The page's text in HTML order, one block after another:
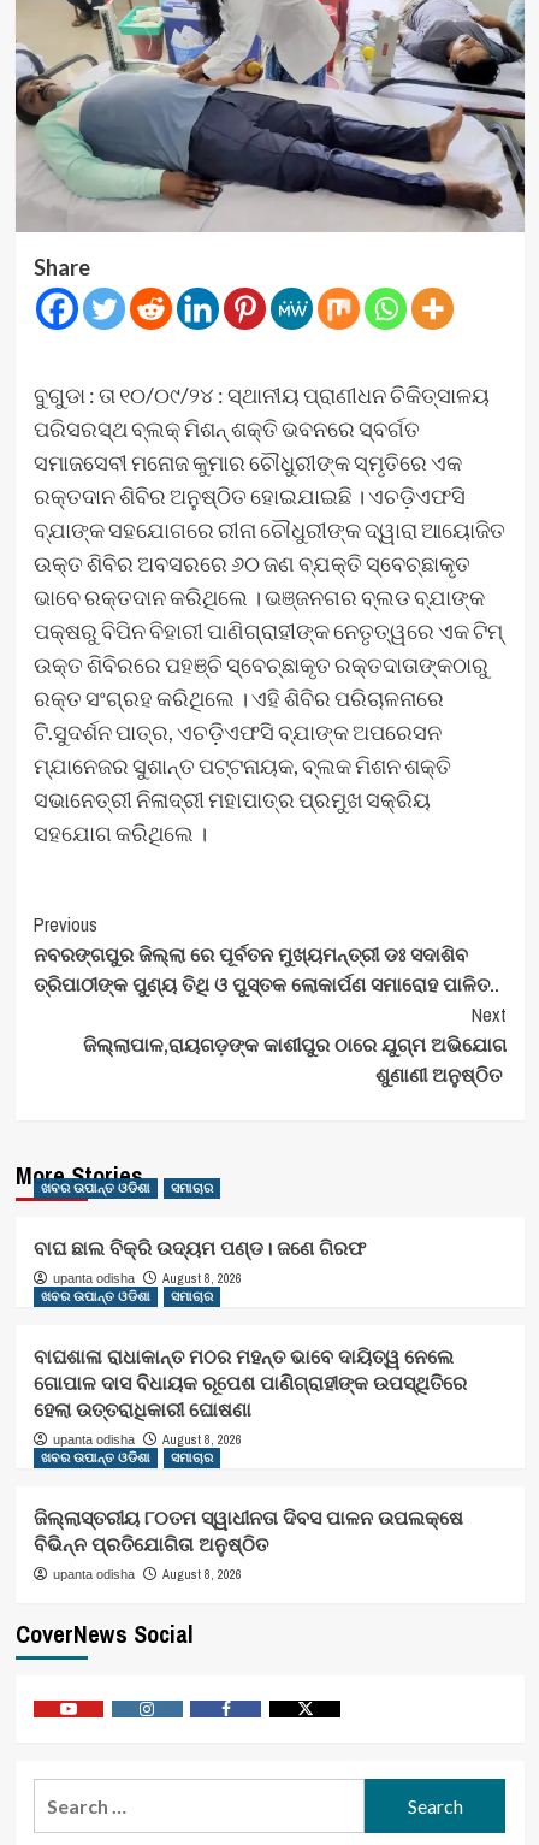
Share
ବୁଗୁଡା : ତା ୧୦/୦୯/୨୪ : ସ୍ଥାନୀୟ ପ୍ରାଣୀଧନ ଚିକିତ୍ସାଳୟ
ପରିସରସ୍ଥ ବ୍ଲକ୍ ମିଶନ୍ ଶକ୍ତି ଭବନରେ ସ୍ବର୍ଗତ
ସମାଜସେବୀ ମନୋଜ କୁମାର ଚୌଧୁରୀଙ୍କ ସ୍ମୃତିରେ ଏକ
ରକ୍ତଦାନ ଶିବିର ଅନୁଷ୍ଠିତ ହୋଇଯାଇଛି । ଏଚଡ଼ିଏଫସି
ବ୍ଯାଙ୍କ ସହଯୋଗରେ ରୀନା ଚୌଧୁରୀଙ୍କ ଦ୍ୱାରା ଆୟୋଜିତ
ଉକ୍ତ ଶିବିର ଅବସରରେ ୬୦ ଜଣ ବ୍ଯକ୍ତି ସ୍ବେଚ୍ଛାକୃତ
ଭାବେ ରକ୍ତଦାନ କରିଥିଲେ । ଭଞ୍ଜନଗର ବ୍ଲଡ ବ୍ଯାଙ୍କ
ପକ୍ଷରୁ ବିପିନ ବିହାରୀ ପାଣିଗ୍ରାହୀଙ୍କ ନେତୃତ୍ୱରେ ଏକ ଟିମ୍
ଉକ୍ତ ଶିବିରରେ ପହଞ୍ଚି ସ୍ବେଚ୍ଛାକୃତ ରକ୍ତଦାତାଙ୍କଠାରୁ
ରକ୍ତ ସଂଗ୍ରହ କରିଥିଲେ । ଏହି ଶିବିର ପରିଚାଳନାରେ
ଟି.ସୁଦର୍ଶନ ପାତ୍ର, ଏଚଡ଼ିଏଫସି ବ୍ଯାଙ୍କ ଅପରେସନ
ମ୍ଯାନେଜର ସୁଶାନ୍ତ ପଟ୍ଟନାୟକ, ବ୍ଲକ ମିଶନ ଶକ୍ତି
ସଭାନେତ୍ରୀ ନିଳାଦ୍ରୀ ମହାପାତ୍ର ପ୍ରମୁଖ ସକ୍ରିୟ
ସହଯୋଗ କରିଥିଲେ ।
Post
Navigation
Previous
ନବରଙ୍ଗପୁର ଜିଲ୍ଲା ରେ ପୂର୍ବତନ ମୁଖ୍ୟମନ୍ତ୍ରୀ ଡଃ ସଦାଶିବ
ତ୍ରିପାଠୀଙ୍କ ପୁଣ୍ୟ ତିଥି ଓ ପୁସ୍ତକ ଲୋକାର୍ପଣ ସମାରୋହ ପାଳିତ..
Next
ଜିଲ୍ଲାପାଳ,ରାୟଗଡ଼ଙ୍କ କାଶୀପୁର ଠାରେ ଯୁଗ୍ମ ଅଭିଯୋଗ
ଶୁଣାଣୀ ଅନୁଷ୍ଠିତ
More Stories
ଖବର ଉପାନ୍ତ ଓଡିଶା ସମାଚାର
ବାଘ ଛାଲ ବିକ୍ରି ଉଦ୍ୟମ ପଣ୍ଡ। ଜଣେ ଗିରଫ
upanta odisha
August 8, 2026
ଖବର ଉପାନ୍ତ ଓଡିଶା
ସମାଚାର
ବାଘଶାଳା ରାଧାକାନ୍ତ ମଠର ମହନ୍ତ ଭାବେ ଦାୟିତ୍ୱ ନେଲେ
ଗୋପାଳ ଦାସ ବିଧାୟକ ରୂପେଶ ପାଣିଗ୍ରାହୀଙ୍କ ଉପସ୍ଥିତିରେ
ହେଲା ଉତ୍ତରାଧିକାରୀ ଘୋଷଣା
upanta odisha
August 8, 2026
ଖବର ଉପାନ୍ତ ଓଡିଶା
ସମାଚାର
ଜିଲ୍ଲାସ୍ତରୀୟ ୮୦ତମ ସ୍ୱାଧୀନତା ଦିବସ ପାଳନ ଉପଲକ୍ଷେ
ବିଭିନ୍ନ ପ୍ରତିଯୋଗିତା ଅନୁଷ୍ଠିତ
upanta odisha August 8, 2026
CoverNews Social